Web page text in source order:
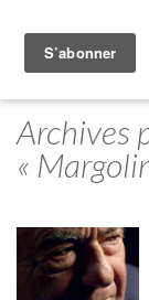
Archives
«